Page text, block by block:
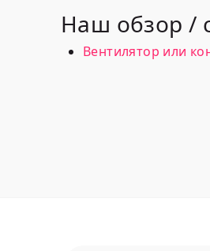
Наш обзор /
Вентилятор или